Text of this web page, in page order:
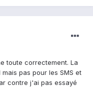
toute correctement. La
pas pour les SMS et
contre j'ai pas essayé